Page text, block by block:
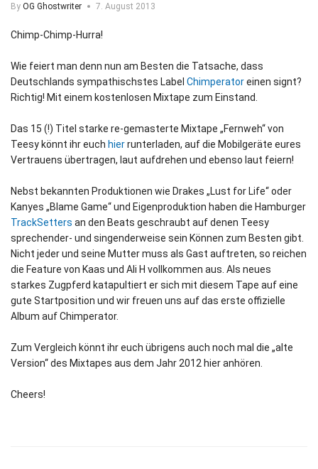
By OG Ghostwriter 7. August 2013
Chimp-Chimp-Hurra!
Wie feiert man denn nun am Besten die Tatsache, dass
Deutschlands sympathischstes Label Chimperatoreinen signt?
Richtig! Mit einem kostenlosen Mixtape zum Einstand.
Das 15 (!) Titel starke re-gemasterte Mixtape „Fernweh“ von
Teesy könnt ihr euch hierrunterladen, auf die Mobilgeräte eures
Vertrauens übertragen, laut aufdrehen und ebenso laut feiern!
Nebst bekannten Produktionen wie Drakes „Lust for Life“ oder
Kanyes „Blame Game“ und Eigenproduktion haben die Hamburger
TrackSetters an den Beats geschraubt auf denen Teesy
sprechender- und singenderweise sein Können zum Besten gibt.
Nicht jeder und seine Mutter muss als Gast auftreten, so reichen
die Feature von Kaas und Ali H vollkommen aus. Als neues
starkes Zugpferd katapultiert er sich mit diesem Tape auf eine
gute Startposition und wir freuen uns auf das erste offizielle
Album auf Chimperator.
Zum Vergleich könnt ihr euch übrigens auch noch mal die „alte
Version“ des Mixtapes aus dem Jahr 2012 hier anhören.
Cheers!